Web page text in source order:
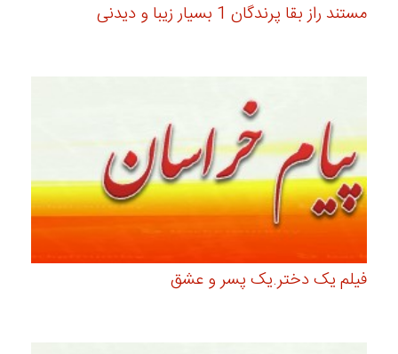
مستند راز بقا پرندگان 1 بسیار زیبا و دیدنی
فیلم یک دختر.یک پسر و عشق